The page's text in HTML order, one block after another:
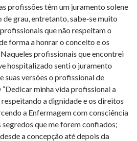
profissões têm um juramento solene
de grau, entretanto, sabe-se muito
que não respeitam o
forma a honrar o conceito e os
profissionais que encontrei
hospitalizado senti o juramento
suas versões o profissional de
minha vida profissional a
a dignidade e os direitos
a Enfermagem com consciência
que me forem confiados;
a concepção até depois da